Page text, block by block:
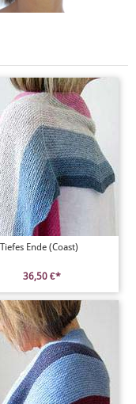
Tiefes Ende (Coast)
36,50 €*